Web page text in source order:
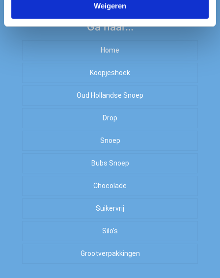
Weigeren
Ga naar…
Home
Koopjeshoek
Sale
OP=OP
Kiloknallers
To Good To Go
Oud Hollandse Snoep
Drop
Zoet
Zout
Arabische Gom
Snoep
Amerikaans Snoep
Zoet
Zuur
Zout
Bubs Snoep
Chocolade
Suikervrij
Silo’s
Grootverpakkingen